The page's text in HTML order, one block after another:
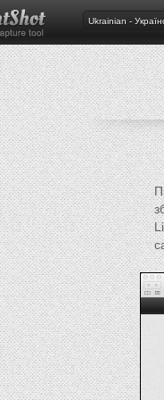
Ukrainian -